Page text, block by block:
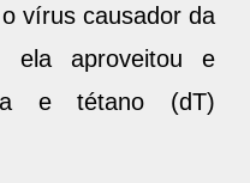
vírus causador da
ela aproveitou e
e tétano (dT)